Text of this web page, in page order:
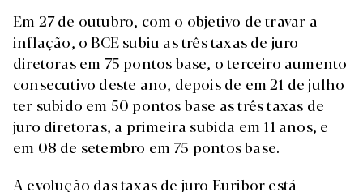
Em 27 de outubro, com o objetivo de travar a
inflação, o BCE subiu as três taxas de juro
diretoras em 75 pontos base, o terceiro aumento
consecutivo deste ano, depois de em 21 de julho
ter subido em 50 pontos base as três taxas de
juro diretoras, a primeira subida em 11 anos, e
em 08 de setembro em 75 pontos base.
A evolução das taxas de juro Euribor está